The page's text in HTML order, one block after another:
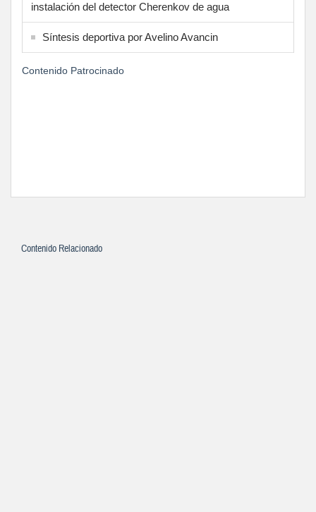
instalación del detector Cherenkov de agua
Síntesis deportiva por Avelino Avancin
Contenido Patrocinado
Contenido Relacionado